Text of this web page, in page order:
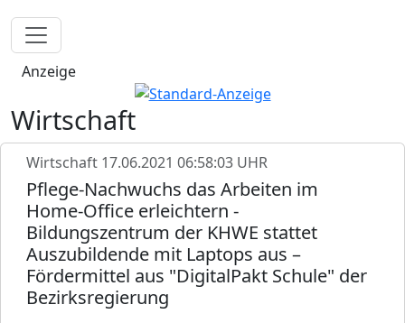
Anzeige
Wirtschaft
Wirtschaft 17.06.2021 06:58:03 UHR
Pflege-Nachwuchs das Arbeiten im
Home-Office erleichtern -
Bildungszentrum der KHWE stattet
Auszubildende mit Laptops aus –
Fördermittel aus "DigitalPakt Schule" der
Bezirksregierung